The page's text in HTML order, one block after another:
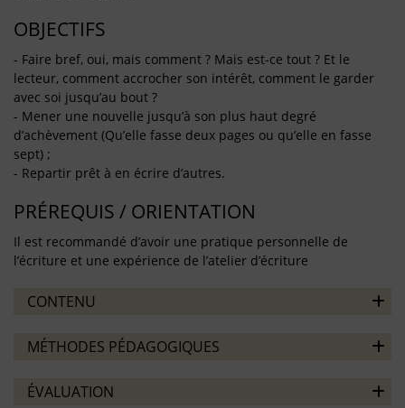
OBJECTIFS
- Faire bref, oui, mais comment ? Mais est-ce tout ? Et le
lecteur, comment accrocher son intérêt, comment le garder
avec soi jusqu’au bout ?
- Mener une nouvelle jusqu’à son plus haut degré
d’achèvement (Qu’elle fasse deux pages ou qu’elle en fasse
sept) ;
- Repartir prêt à en écrire d’autres.
PRÉREQUIS / ORIENTATION
Il est recommandé d’avoir une pratique personnelle de
l’écriture et une expérience de l’atelier d’écriture
CONTENU
MÉTHODES PÉDAGOGIQUES
ÉVALUATION